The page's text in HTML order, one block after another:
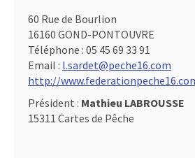
60 Rue de Bourlion
16160 GOND-PONTOUVRE
Téléphone : 05 45 69 33 91
Email : l.sardet@peche16.com
http://
Président : Mathieu LABROUSSE
15311 Cartes de Pêche